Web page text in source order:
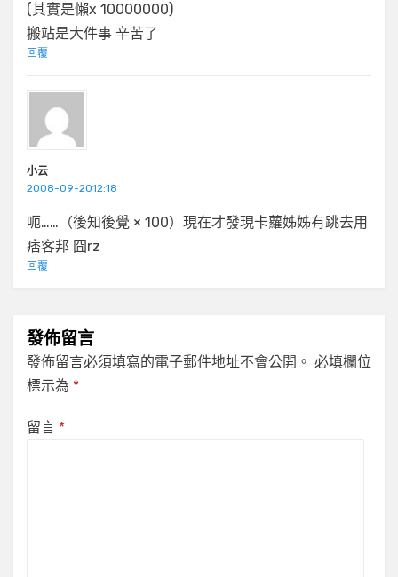
(其實是懶x 10000000)
搬站是大件事 辛苦了
回覆
小云
2008-09-2012:18
呃……（後知後覺 × 100）現在才發現卡蘿姊姊有跳去用
痞客邦 囧rz
回覆
發佈留言
發佈留言必須填寫的電子郵件地址不會公開。 必填欄位
標示為 *
留言 *